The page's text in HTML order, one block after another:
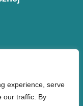
experience, serve
our traffic. By